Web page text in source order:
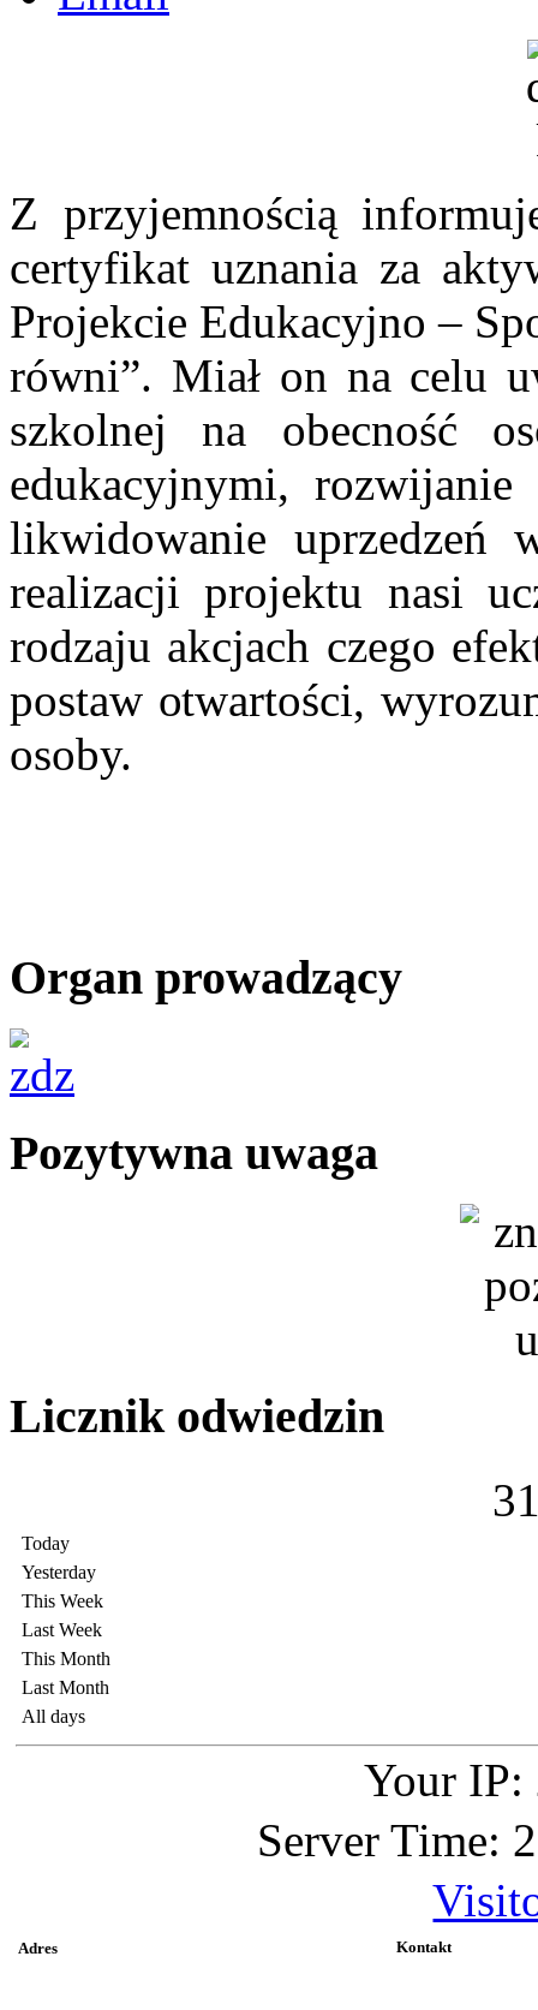
Z przyjemnością
certyfikat uznania za
Projekcie Edukacyjno –
równi”. Miał on na celu
szkolnej na obecność
edukacyjnymi,
likwidowanie uprzedzeń
realizacji projektu nasi
rodzaju akcjach czego
postaw otwartości,
osoby.
Organ prowadzący
Pozytywna uwaga
Licznik odwiedzin
3
Today
Yesterday
This Week
Last Week
This Month
Last Month
All days
Your IP:
Server Time:
Adres Kontakt